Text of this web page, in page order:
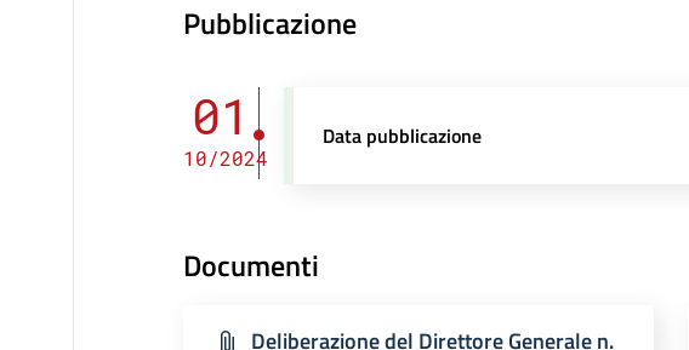
Pubblicazione
01
10/2024
Data pubblicazione
Documenti
Deliberazione del Direttore Generale n.